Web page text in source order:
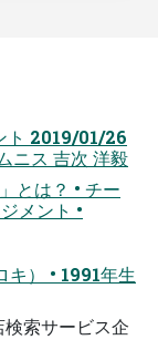
ト 2019/01/26
ス 吉次 洋毅
とは？ • チー
メント •
キ） • 1991年生
索サービス企